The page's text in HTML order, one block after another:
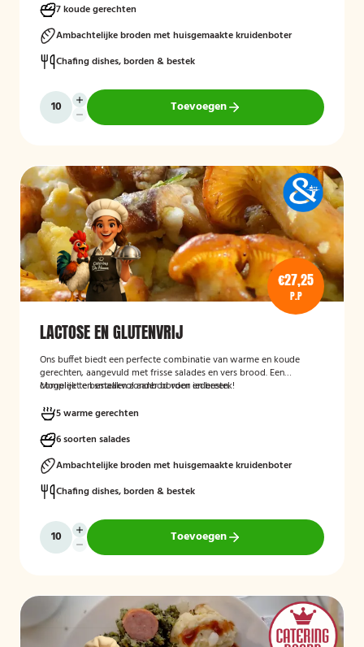
7 koude gerechten
Ambachtelijke broden met huisgemaakte kruidenboter
Chafing dishes, borden & bestek
Toevoegen
€27,25
P.P
LACTOSE EN GLUTENVRIJ
Ons buffet biedt een perfecte combinatie van warme en koude
gerechten, aangevuld met frisse salades en vers brood. Een
compleet en smaakvol aanbod voor iedereen.
Mogelijk te bestellen zonder borden en bestek!
5 warme gerechten
6 soorten salades
Ambachtelijke broden met huisgemaakte kruidenboter
Chafing dishes, borden & bestek
Toevoegen